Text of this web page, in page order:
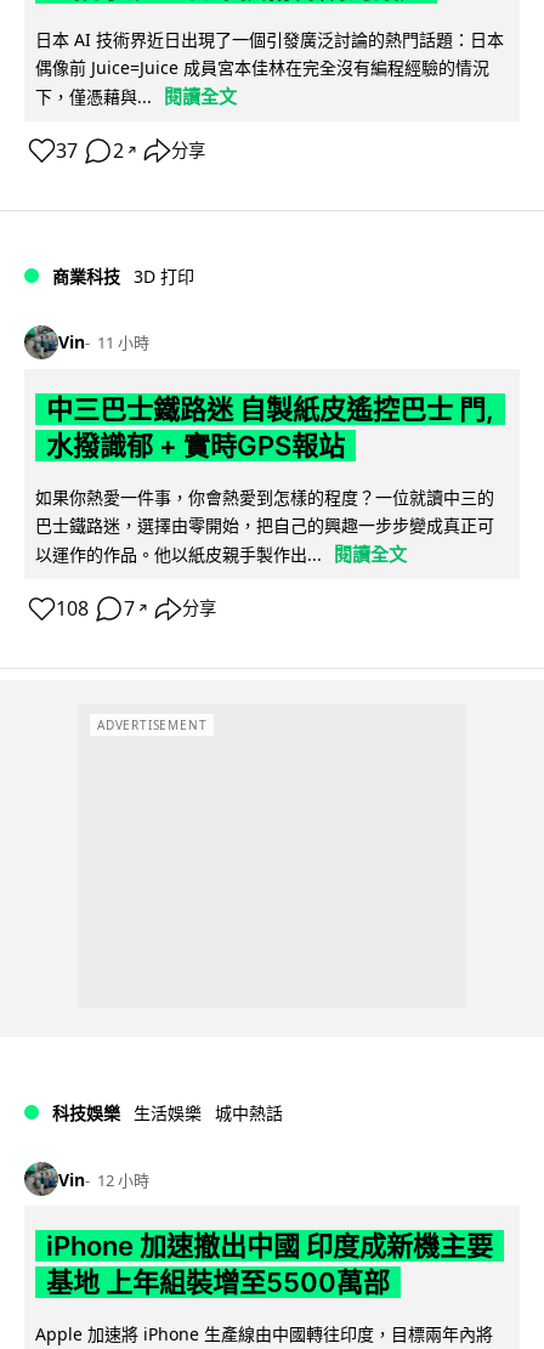
日本 AI 技術界近日出現了一個引發廣泛討論的熱門話題：日本
偶像前 Juice=Juice 成員宮本佳林在完全沒有編程經驗的情況
下，僅憑藉與...
閱讀全文
37 2 ↗ 分享
商業科技 3D 打印
Vin 11 小時
中三巴士鐵路迷 自製紙皮遙控巴士 門,
水撥識郁 + 實時GPS報站
如果你熱愛一件事，你會熱愛到怎樣的程度？一位就讀中三的
巴士鐵路迷，選擇由零開始，把自己的興趣一步步變成真正可
以運作的作品。他以紙皮親手製作出...
閱讀全文
108 7 ↗ 分享
ADVERTISEMENT
科技娛樂 生活娛樂 城中熱話
Vin 12 小時
iPhone 加速撤出中國 印度成新機主要
基地 上年組裝增至5500萬部
Apple 加速將 iPhone 生產線由中國轉往印度，目標兩年內將